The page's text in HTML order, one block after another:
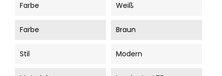
Farbe Weiß
Farbe Braun
Stil Modern